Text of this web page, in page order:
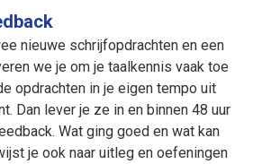
nieuwe schrijfopdrachten en een
we je om je taalkennis vaak toe
opdrachten in je eigen tempo uit
Dan lever je ze in en binnen 48 uur
Wat ging goed en wat kan
je ook naar uitleg en oefeningen